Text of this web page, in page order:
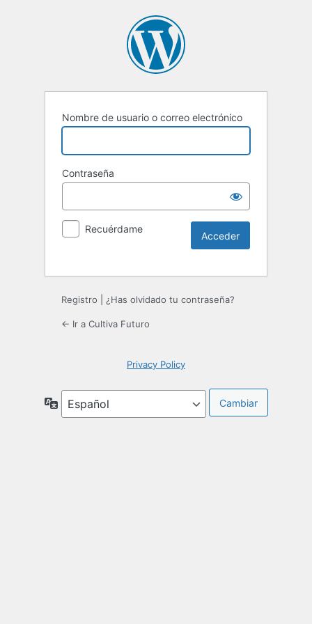
Nombre de usuario o correo electrónico
Contraseña
Recuérdame
Registro ¿Has olvidado tu contraseña?
← Ir a Cultiva Futuro
Privacy Policy
Idioma